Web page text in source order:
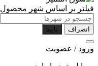
فیلتر بر اساس شهر محصول
انصراف تایید
ورود / عضویت